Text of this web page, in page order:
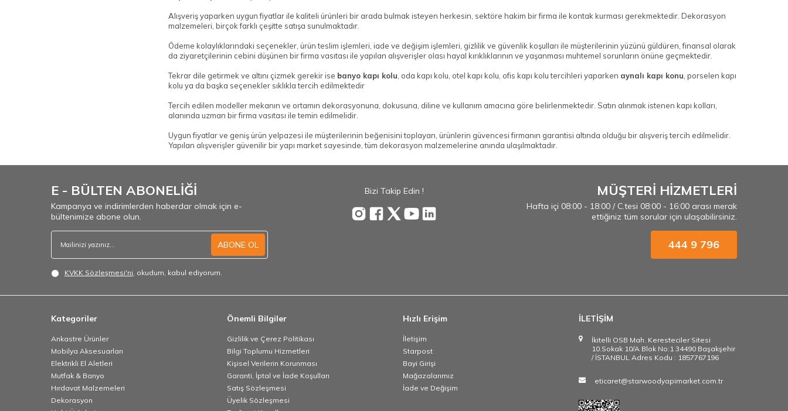
Alışveriş yaparken uygun fiyatlar ile kaliteli ürünleri bir arada bulmak isteyen herkesin, sektöre hakim bir firma ile kontak kurması gerekmektedir. Dekorasyon
malzemeleri, birçok farklı çeşitte satışa sunulmaktadır.
Ödeme kolaylıklarındaki seçenekler, ürün teslim işlemleri, iade ve değişim işlemleri, gizlilik ve güvenlik koşulları ile müşterilerinin yüzünü güldüren, finansal olarak
da ziyaretçilerinin cebini düşünen bir firma vasıtası ile yapılan alışverişler olası hayal kırıklıklarının ve yaşanması muhtemel sorunların önüne geçmektedir.
Tekrar dile getirmek ve altını çizmek gerekir ise banyo kapı kolu, oda kapı kolu, otel kapı kolu, ofis kapı kolu tercihleri yaparken aynalı kapı konu, porselen kapı
kolu ya da başka seçenekler sıklıkla tercih edilmektedir
Tercih edilen modeller mekanın ve ortamın dekorasyonuna, dokusuna, diline ve kullanım amacına göre belirlenmektedir. Satın alınmak istenen kapı kolları,
alanında uzman bir firma vasıtası ile temin edilmelidir.
Uygun fiyatlar ve geniş ürün yelpazesi ile müşterilerinin beğenisini toplayan, ürünlerin güvencesi firmanın garantisi altında olduğu bir alışveriş tercih edilmelidir.
Yapılan alışverişler güvenilir bir yapı market sayesinde, tüm dekorasyon malzemelerine anında ulaşılmaktadır.
E - BÜLTEN ABONELİĞİ
Kampanya ve indirimlerden haberdar olmak için e-
bültenimize abone olun.
ABONE OL
KVKK Sözleşmesi'ni, okudum, kabul ediyorum.
Bizi Takip Edin ! MÜŞTERİ HİZMETLERİ
Hafta içi 08:00 - 18:00 / C.tesi 08:00 - 16:00 arası merak
ettiğiniz tüm sorular için ulaşabilirsiniz.
444 9 796
Kategoriler
Ankastre Ürünler
Mobilya Aksesuarları
Elektrikli El Aletleri
Mutfak & Banyo
Hırdavat Malzemeleri
Dekorasyon
Önemli Bilgiler
Gizlilik ve Çerez Politikası
Bilgi Toplumu Hizmetleri
Kişisel Verilerin Korunması
Garanti, İptal ve İade Koşulları
Satış Sözleşmesi
Üyelik Sözleşmesi
Hızlı Erişim
İletişim
Starpost
Bayi Girişi
Mağazalarımız
İade ve Değişim
İLETİŞİM
İkitelli OSB Mah. Keresteciler Sitesi
10.Sokak 10/A Blok No:1 34490 Başakşehir
/ İSTANBUL Adres Kodu : 1857767196
eticaret@starwoodyapimarket.com.tr